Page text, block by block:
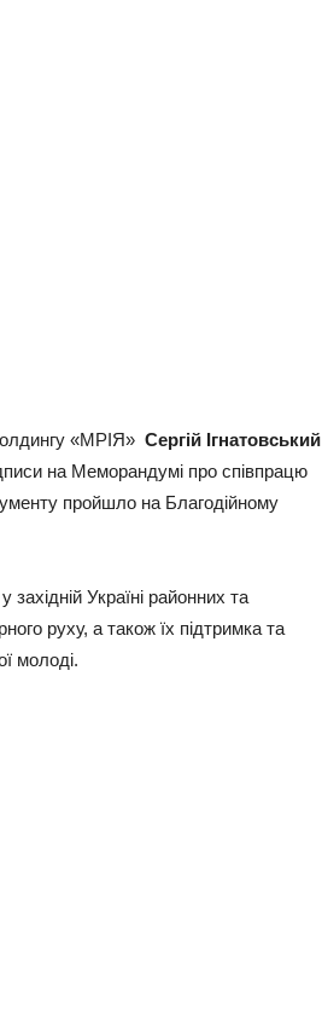
«МРІЯ» Сергій Ігнатовський
на Меморандумі про співпрацю
пройшло на Благодійному
Україні районних та
руху, а також їх підтримка та
молоді.